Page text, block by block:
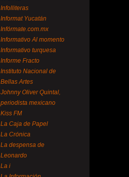
Infolliteras
Informat Yucatán
Infórmate.com.mx
Informativo Al momento
Informativo turquesa
Informe Fracto
Instituto Nacional de
Bellas Artes
Johnny Oliver Quintal,
periodista mexicano
Kiss FM
La Caja de Papel
La Crónica
La despensa de
Leonardo
La i